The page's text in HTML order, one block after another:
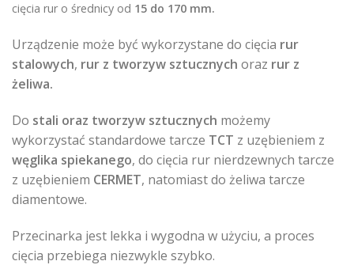
cięcia rur o średnicy od 15 do 170 mm.
Urządzenie może być wykorzystane do cięcia rur
stalowych, rur z tworzyw sztucznych oraz rur z
żeliwa.
Do stali oraz tworzyw sztucznych możemy
wykorzystać standardowe tarcze TCT z uzębieniem z
węglika spiekanego, do cięcia rur nierdzewnych tarcze
z uzębieniem CERMET, natomiast do żeliwa tarcze
diamentowe.
Przecinarka jest lekka i wygodna w użyciu, a proces
cięcia przebiega niezwykle szybko.